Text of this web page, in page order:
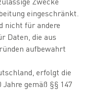
eingeschränkt.
nicht für andere
Daten, die aus
aufbewahrt
erfolgt die
gemäß §§ 147